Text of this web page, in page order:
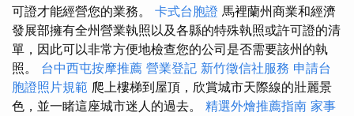
可證才能經營您的業務。 卡式台胞證 馬裡蘭州商業和經濟
發展部擁有全州營業執照以及各縣的特殊執照或許可證的清
單，因此可以非常方便地檢查您的公司是否需要該州的執
照。 台中西屯按摩推薦 營業登記 新竹徵信社服務 申請台
胞證照片規範 爬上樓梯到屋頂，欣賞城市天際線的壯麗景
色，並一睹這座城市迷人的過去。 精選外燴推薦指南 家事